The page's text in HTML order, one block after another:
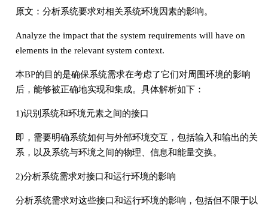
原文：分析系统要求对相关系统环境因素的影响。
Analyze the impact that the system requirements will have on
elements in the relevant system context.
本BP的目的是确保系统需求在考虑了它们对周围环境的影响
后，能够被正确地实现和集成。具体解析如下：
1)识别系统和环境元素之间的接口
即，需要明确系统如何与外部环境交互，包括输入和输出的关
系，以及系统与环境之间的物理、信息和能量交换。
2)分析系统需求对接口和运行环境的影响
分析系统需求对这些接口和运行环境的影响，包括但不限于以